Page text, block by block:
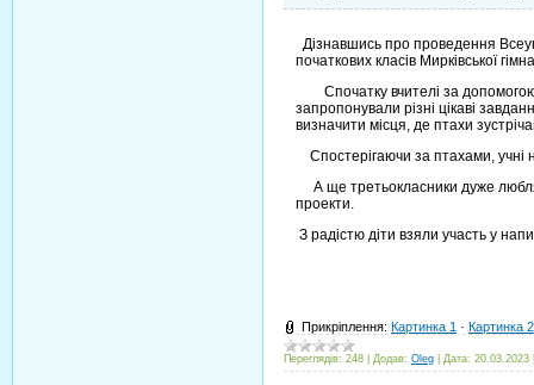
Дізнавшись про проведення
початкових класів Мирківської
Спочатку вчителі за допомогою
запропонували різні цікаві
визначити місця, де птахи
Спостерігаючи за птахами, учні
А ще третьокласники дуже
проекти.
З радістю діти взяли участь у
Прикріплення: Картинка 1 · Картинка 2
Переглядів: 248 Додав: Oleg Дата: 20.03.2023